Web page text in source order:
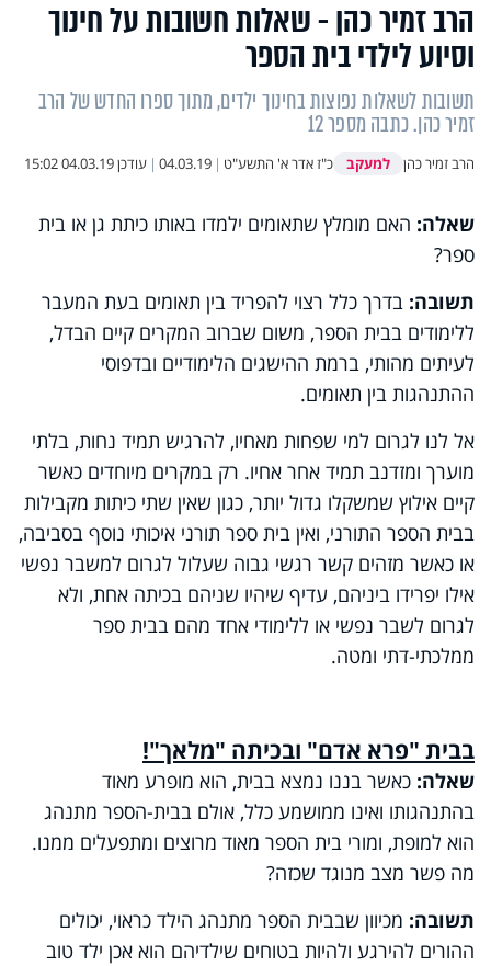
הרב זמיר כהן - שאלות חשובות על חינוך
וסיוע לילדי בית הספר
תשובות לשאלות נפוצות בחינוך ילדים, מתוך ספרו החדש של הרב
זמיר כהן. כתבה מספר 12
הרב זמיר כהן למעקב כ"ז אדר א' התשע"ט |
04.03.19
| עודכן04.03.19 15:02
שאלה: האם מומלץ שתאומים ילמדו באותו כיתת גן או בית
ספר?
תשובה: בדרך כלל רצוי להפריד בין תאומים בעת המעבר
ללימודים בבית הספר, משום שברוב המקרים קיים הבדל,
לעיתים מהותי, ברמת ההישגים הלימודיים ובדפוסי
ההתנהגות בין תאומים.
אל לנו לגרום למי שפחות מאחיו, להרגיש תמיד נחות, בלתי
מוערך ומזדנב תמיד אחר אחיו. רק במקרים מיוחדים כאשר
קיים אילוץ שמשקלו גדול יותר, כגון שאין שתי כיתות מקבילות
בבית הספר התורני, ואין בית ספר תורני איכותי נוסף בסביבה,
או כאשר מזהים קשר רגשי גבוה שעלול לגרום למשבר נפשי
אילו יפרידו ביניהם, עדיף שיהיו שניהם בכיתה אחת, ולא
לגרום לשבר נפשי או ללימודי אחד מהם בבית ספר
ממלכתי-דתי ומטה.
בבית "פרא אדם" ובכיתה "מלאך"!
שאלה: כאשר בננו נמצא בבית, הוא מופרע מאוד
בהתנהגותו ואינו ממושמע כלל, אולם בבית-הספר מתנהג
הוא למופת, ומורי בית הספר מאוד מרוצים ומתפעלים ממנו.
מה פשר מצב מנוגד שכזה?
תשובה: מכיוון שבבית הספר מתנהג הילד כראוי, יכולים
ההורים להירגע ולהיות בטוחים שילדיהם הוא אכן ילד טוב